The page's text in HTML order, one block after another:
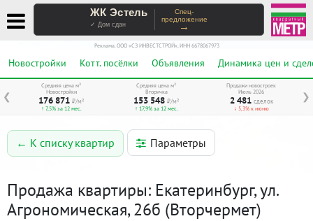
ЖК Эстель
✓ Дом сдан
Спец-
предложение
→
Реклама. ООО «СЗ ИНВЕСТСТРОЙ», ИНН 6678067973
Новостройки Котт. посёлки Объявления Динамика цен и
❮ ❯
Средняя цена м²
Новостройки
176 871 ₽/м²
↑ 7,5% за 12 мес.
Средняя цена м²
Вторичка
153 548 ₽/м²
↑ 17,9% за 12 мес.
Продажи новостроек
Июль 2026
2 481 сделок
↓ 5,3% к июню
← К списку квартир Параметры
Продажа квартиры: Екатеринбург, ул.
Агрономическая, 26б (Вторчермет)